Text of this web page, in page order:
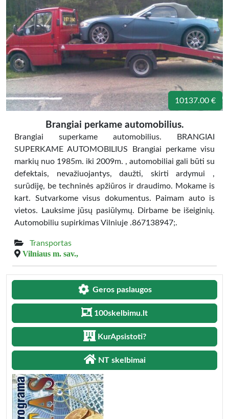
10137.00 €
Brangiai perkame automobilius.
Brangiai superkame automobilius. BRANGIAI
SUPERKAME AUTOMOBILIUS Brangiai perkame visu
markių nuo 1985m. iki 2009m. , automobiliai gali būti su
defektais, nevažiuojantys, daužti, skirti ardymui ,
surūdiję, be techninės apžiūros ir draudimo. Mokame is
kart. Sutvarkome visus dokumentus. Paimam auto is
vietos. Lauksime jūsų pasiūlymų. Dirbame be išeiginių.
Automobiliu supirkimas Vilniuje .867138947;.
Transportas
Vilniaus m. sav.,
Geros paslaugos
100skelbimu.lt
KurApsistoti?
NT skelbimai